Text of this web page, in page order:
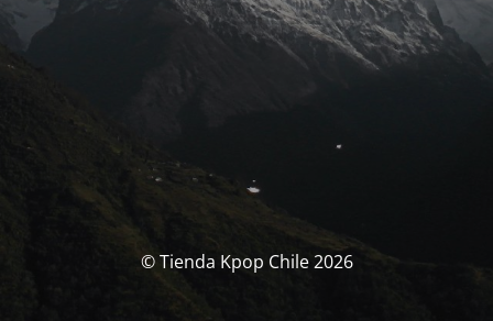
© Tienda Kpop Chile 2026